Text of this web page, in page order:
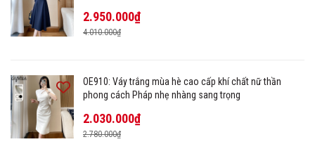
2.950.000₫
4.010.000₫
OE910: Váy trắng mùa hè cao cấp khí chất nữ thần
phong cách Pháp nhẹ nhàng sang trọng
2.030.000₫
2.780.000₫